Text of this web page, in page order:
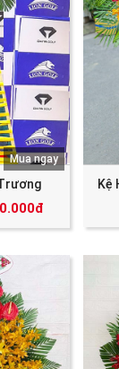
Mua ngay
Kệ